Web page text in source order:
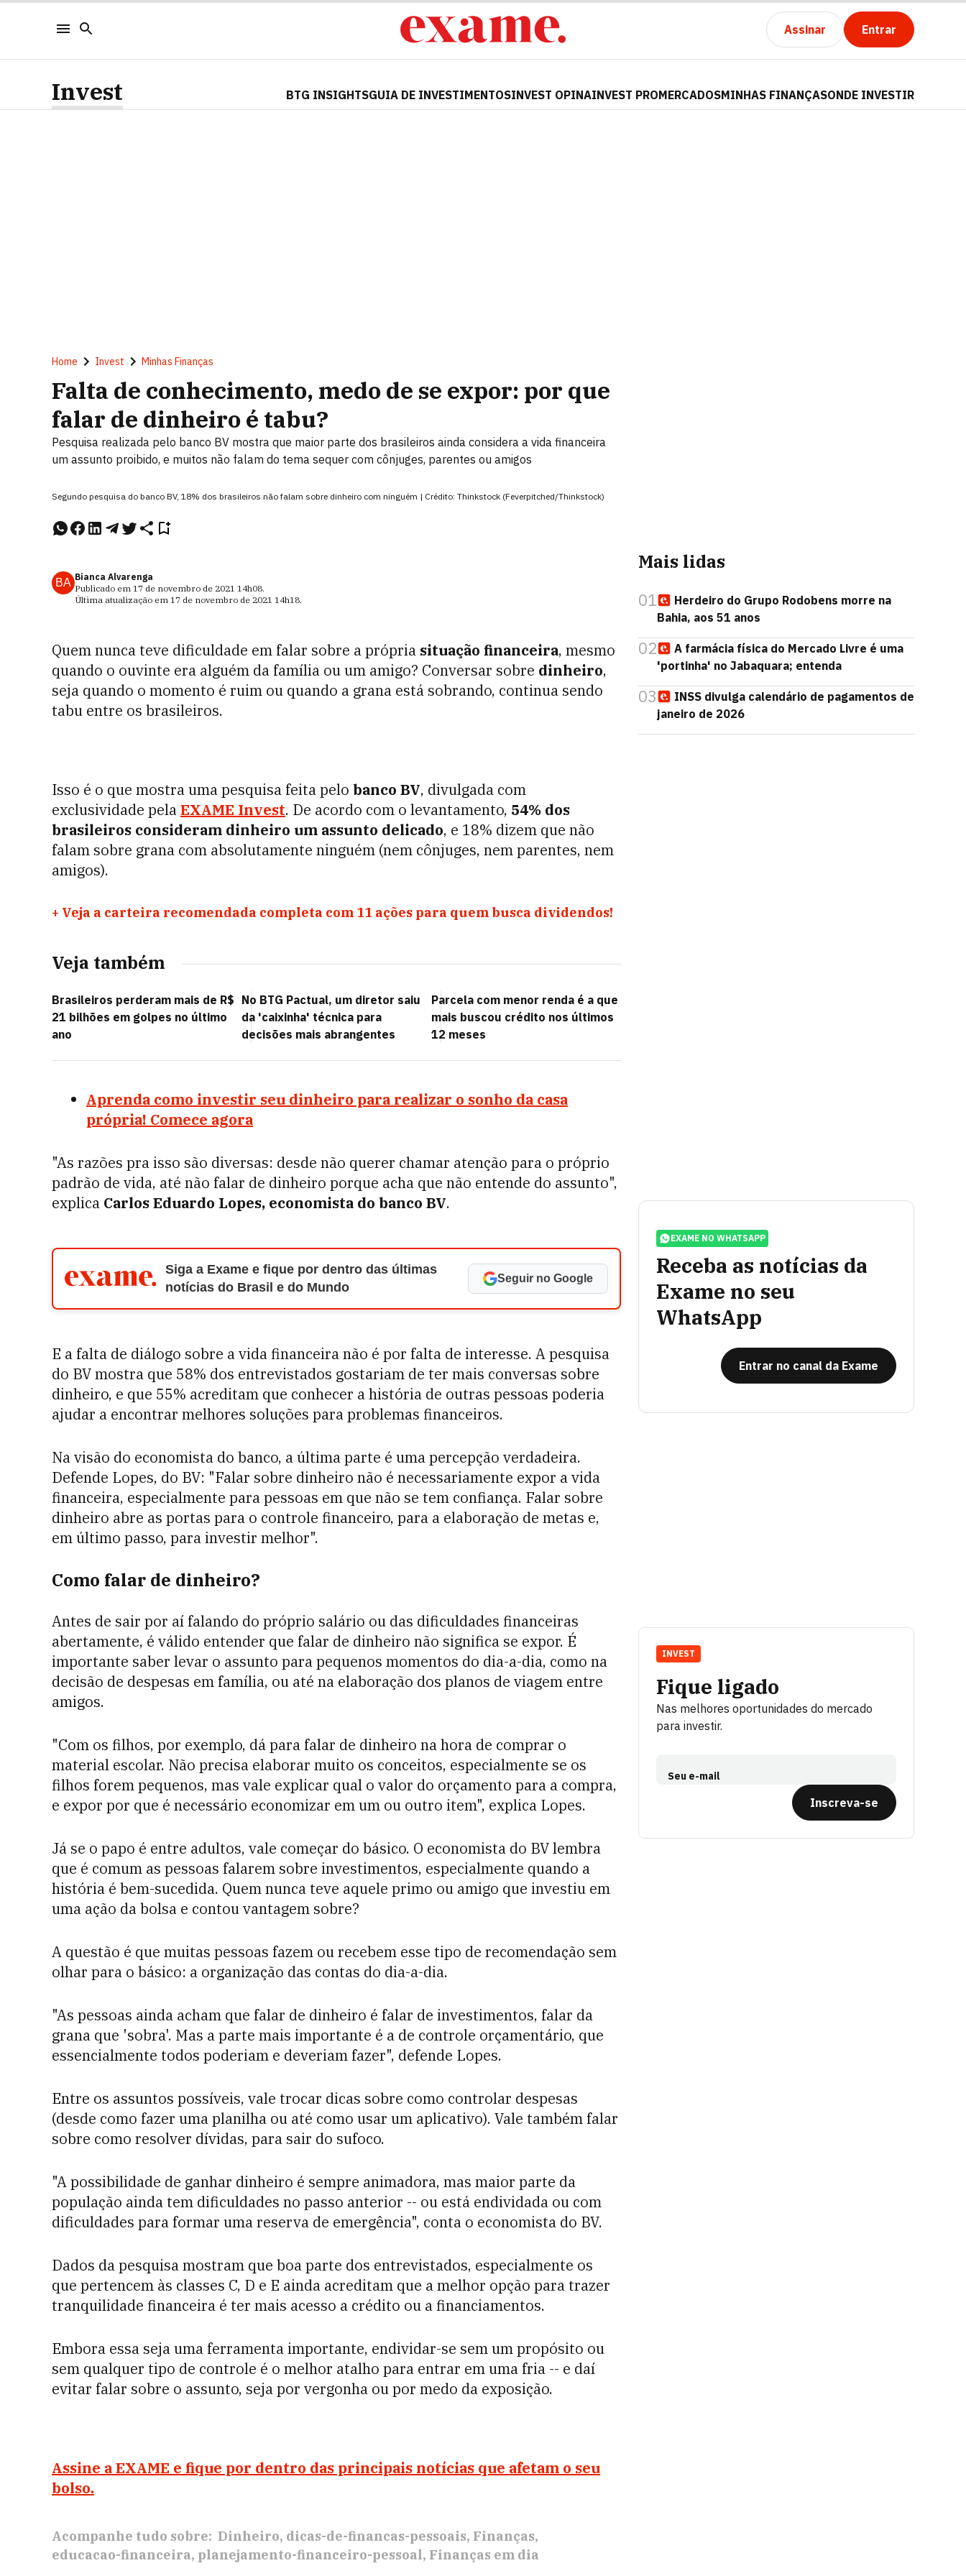
Assinar Entrar
Invest BTG INSIGHTSGUIA DE INVESTIMENTOSINVEST OPINAINVEST PROMERCADOSMINHAS FINANÇASONDE INVESTIR
Home Invest Minhas Finanças
Falta de conhecimento, medo de se expor: por que
falar de dinheiro é tabu?
Pesquisa realizada pelo banco BV mostra que maior parte dos brasileiros ainda considera a vida financeira
um assunto proibido, e muitos não falam do tema sequer com cônjuges, parentes ou amigos
Segundo pesquisa do banco BV, 18% dos brasileiros não falam sobre dinheiro com ninguém | Crédito: Thinkstock (Feverpitched/Thinkstock)
BA Bianca Alvarenga
Publicado em 17 de novembro de 2021 14h08.
Última atualização em 17 de novembro de 2021 14h18.
Quem nunca teve dificuldade em falar sobre a própria situação financeira, mesmo
quando o ouvinte era alguém da família ou um amigo? Conversar sobre dinheiro,
seja quando o momento é ruim ou quando a grana está sobrando, continua sendo
tabu entre os brasileiros.
Isso é o que mostra uma pesquisa feita pelo banco BV, divulgada com
exclusividade pelaEXAME Invest. De acordo com o levantamento, 54% dos
brasileiros consideram dinheiro um assunto delicado, e 18% dizem que não
falam sobre grana com absolutamente ninguém (nem cônjuges, nem parentes, nem
amigos).
+ Veja a carteira recomendada completa com 11 ações para quem busca dividendos!
Veja também
Brasileiros perderam mais de R$
21 bilhões em golpes no último
ano
No BTG Pactual, um diretor saiu
da 'caixinha' técnica para
decisões mais abrangentes
Parcela com menor renda é a que
mais buscou crédito nos últimos
12 meses
Aprenda como investir seu dinheiro para realizar o sonho da casa
própria! Comece agora
"As razões pra isso são diversas: desde não querer chamar atenção para o próprio
padrão de vida, até não falar de dinheiro porque acha que não entende do assunto",
explica Carlos Eduardo Lopes, economista do banco BV.
Siga a Exame e fique por dentro das últimas
notícias do Brasil e do Mundo
Seguir no Google
E a falta de diálogo sobre a vida financeira não é por falta de interesse. A pesquisa
do BV mostra que 58% dos entrevistados gostariam de ter mais conversas sobre
dinheiro, e que 55% acreditam que conhecer a história de outras pessoas poderia
ajudar a encontrar melhores soluções para problemas financeiros.
Na visão do economista do banco, a última parte é uma percepção verdadeira.
Defende Lopes, do BV: "Falar sobre dinheiro não é necessariamente expor a vida
financeira, especialmente para pessoas em que não se tem confiança. Falar sobre
dinheiro abre as portas para o controle financeiro, para a elaboração de metas e,
em último passo, para investir melhor".
Como falar de dinheiro?
Antes de sair por aí falando do próprio salário ou das dificuldades financeiras
abertamente, é válido entender que falar de dinheiro não significa se expor. É
importante saber levar o assunto para pequenos momentos do dia-a-dia, como na
decisão de despesas em família, ou até na elaboração dos planos de viagem entre
amigos.
"Com os filhos, por exemplo, dá para falar de dinheiro na hora de comprar o
material escolar. Não precisa elaborar muito os conceitos, especialmente se os
filhos forem pequenos, mas vale explicar qual o valor do orçamento para a compra,
e expor por que é necessário economizar em um ou outro item", explica Lopes.
Já se o papo é entre adultos, vale começar do básico. O economista do BV lembra
que é comum as pessoas falarem sobre investimentos, especialmente quando a
história é bem-sucedida. Quem nunca teve aquele primo ou amigo que investiu em
uma ação da bolsa e contou vantagem sobre?
A questão é que muitas pessoas fazem ou recebem esse tipo de recomendação sem
olhar para o básico: a organização das contas do dia-a-dia.
"As pessoas ainda acham que falar de dinheiro é falar de investimentos, falar da
grana que 'sobra'. Mas a parte mais importante é a de controle orçamentário, que
essencialmente todos poderiam e deveriam fazer", defende Lopes.
Entre os assuntos possíveis, vale trocar dicas sobre como controlar despesas
(desde como fazer uma planilha ou até como usar um aplicativo). Vale também falar
sobre como resolver dívidas, para sair do sufoco.
"A possibilidade de ganhar dinheiro é sempre animadora, mas maior parte da
população ainda tem dificuldades no passo anterior -- ou está endividada ou com
dificuldades para formar uma reserva de emergência", conta o economista do BV.
Dados da pesquisa mostram que boa parte dos entrevistados, especialmente os
que pertencem às classes C, D e E ainda acreditam que a melhor opção para trazer
tranquilidade financeira é ter mais acesso a crédito ou a financiamentos.
Embora essa seja uma ferramenta importante, endividar-se sem um propósito ou
sem qualquer tipo de controle é o melhor atalho para entrar em uma fria -- e daí
evitar falar sobre o assunto, seja por vergonha ou por medo da exposição.
Assine a EXAME e fique por dentro das principais notícias que afetam o seu
bolso.
Acompanhe tudo sobre: Dinheiro dicas-de-financas-pessoais Finanças
educacao-financeira planejamento-financeiro-pessoal Finanças em dia
Mais lidas
01
Herdeiro do Grupo Rodobens morre na
Bahia, aos 51 anos
02
A farmácia física do Mercado Livre é uma
'portinha' no Jabaquara; entenda
03
INSS divulga calendário de pagamentos de
janeiro de 2026
EXAME NO WHATSAPP
Receba as notícias da
Exame no seu
WhatsApp
Entrar no canal da Exame
Fique ligado
Nas melhores oportunidades do mercado
para investir.
Seu e-mail
Inscreva-se
INVEST